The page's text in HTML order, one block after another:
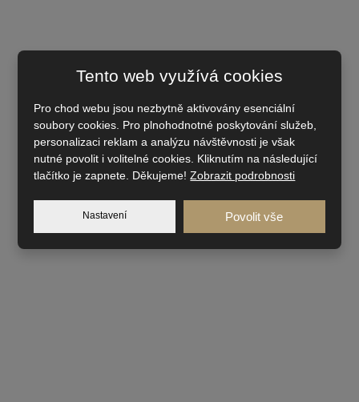
Tento web využívá cookies
Pro chod webu jsou nezbytně aktivovány esenciální
soubory cookies. Pro plnohodnotné poskytování služeb,
personalizaci reklam a analýzu návštěvnosti je však
nutné povolit i volitelné cookies. Kliknutím na následující
tlačítko je zapnete. Děkujeme!Zobrazit podrobnosti
Nastavení Povolit vše